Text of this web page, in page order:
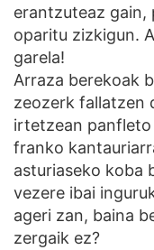
erantzuteaz gain,
oparitu zizkigun.
garela!
Arraza berekoak
zeozerk fallatzen
irtetzean
franko
asturiaseko koba
vezere ibai
ageri zan, baina
zergaik ez?